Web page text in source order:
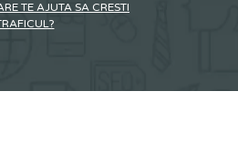
TE AJUTA SA CRESTI